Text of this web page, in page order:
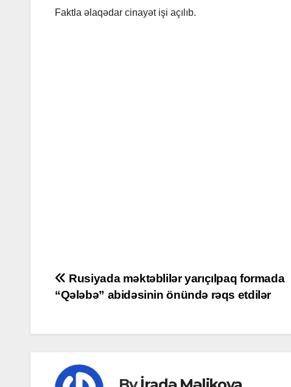
Faktla əlaqədar cinayət işi açılıb.
Post
navigation
Rusiyada məktəblilər yarıçılpaq formada
“Qələbə” abidəsinin önündə rəqs etdilər